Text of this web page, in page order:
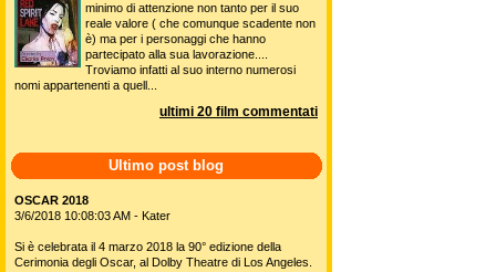
minimo di attenzione non tanto per il suo
reale valore ( che comunque scadente non
è) ma per i personaggi che hanno
partecipato alla sua lavorazione....
Troviamo infatti al suo interno numerosi
nomi appartenenti a quell...
ultimi 20 film commentati
Ultimo post blog
OSCAR 2018
3/6/2018 10:08:03 AM - Kater
Si è celebrata il 4 marzo 2018 la 90° edizione della
Cerimonia degli Oscar, al Dolby Theatre di Los Angeles.